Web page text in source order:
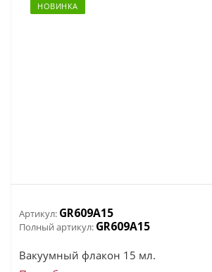
НОВИНКА
Артикул: GR609A15
Полный артикул: GR609A15
Вакуумный флакон 15 мл.